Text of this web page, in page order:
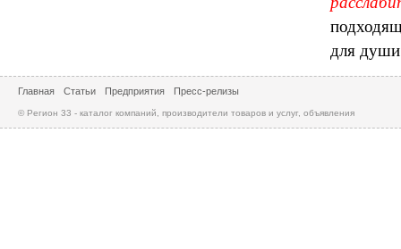
для души
Главная Статьи Предприятия Пресс-релизы
© Регион 33 - каталог компаний, производители товаров и услуг, объявления